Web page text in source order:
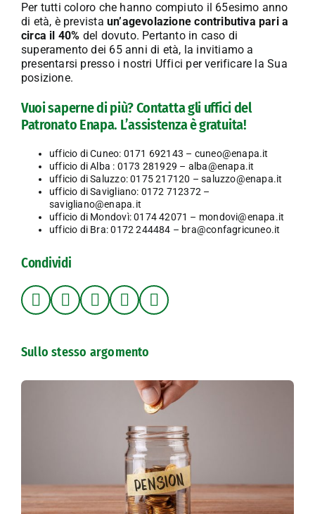
Per tutti coloro che hanno compiuto il 65esimo anno
di età, è prevista un’agevolazione contributiva pari a
circa il 40% del dovuto. Pertanto in caso di
superamento dei 65 anni di età, la invitiamo a
presentarsi presso i nostri Uffici per verificare la Sua
posizione.
Vuoi saperne di più? Contatta gli uffici del
Patronato Enapa. L’assistenza è gratuita!
ufficio di Cuneo: 0171 692143 – cuneo@enapa.it
ufficio di Alba : 0173 281929 – alba@enapa.it
ufficio di Saluzzo: 0175 217120 – saluzzo@enapa.it
ufficio di Savigliano: 0172 712372 –
savigliano@enapa.it
ufficio di Mondovì: 0174 42071 – mondovi@enapa.it
ufficio di Bra: 0172 244484 – bra@confagricuneo.it
Condividi
Sullo stesso argomento